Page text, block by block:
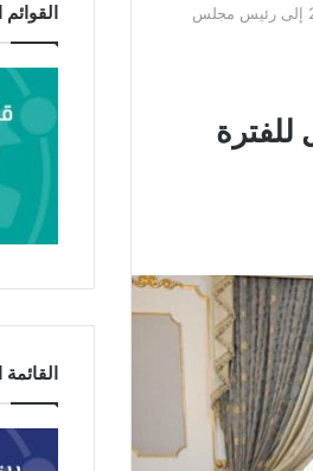
رئيس اللجنة الوطنية لمكافحة الإرهاب يسلم التقرير الأول للفترة 2016- 2019 إلى رئيس مجلس
للفترة
القوائم
القائمة